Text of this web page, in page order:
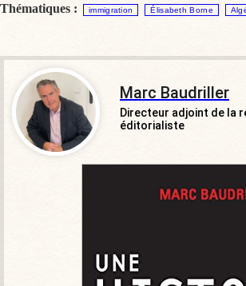
Thématiques : immigration Élisabeth Borne
Marc Baudriller
Directeur adjoint de la
éditorialiste